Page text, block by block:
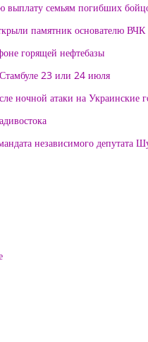
выплату семьям погибших
памятник основателю
горящей нефтебазы
23 или 24 июля
ночной атаки на Украинские
независимого депутата